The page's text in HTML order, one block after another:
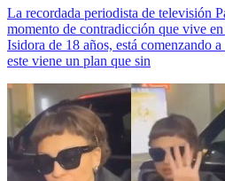
La recordada periodista de televisión
momento de contradicción que vive
Isidora de 18 años, está comenzando
este viene un plan que sin